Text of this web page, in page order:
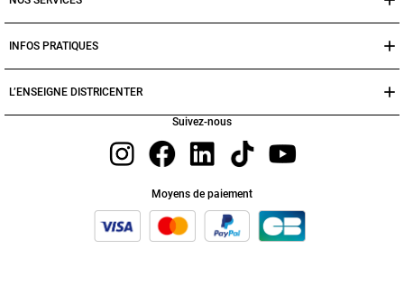
INFOS PRATIQUES
L’ENSEIGNE DISTRICENTER
Suivez-nous
Moyens de paiement